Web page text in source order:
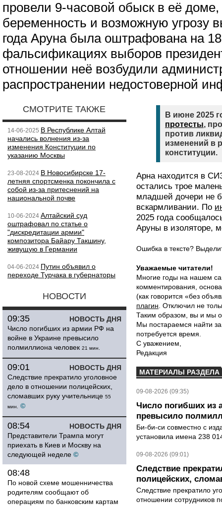
провели 9-часовой обыск в её
беременность и возможную
года Аруна была оштрафована на
фальсификациях выборов
отношении неё возбудили
распространении недостоверной
СМОТРИТЕ ТАКЖЕ
14-06-2025 В Республике Алтай
начались волнения из-за
изменения Конституции по
указанию Москвы
23-08-2024 В Новосибирске 17-
летняя спортсменка покончила с
собой из-за притеснений на
национальной почве
10-06-2024 Алтайский суд
оштрафовал по статье о
"дискредитации армии"
композитора Байару Такшину,
живущую в Германии
04-06-2024 Путин объявил о
переходе Турчака в губернаторы
НОВОСТИ
НОВОСТЬ ДНЯ
09:35
Число погибших из армии РФ на
войне в Украине превысило
полмиллиона человек 21 мин.
НОВОСТЬ ДНЯ
09:01
Следствие прекратило уголовное
дело в отношении полицейских,
сломавших руку учительнице 55
мин.
©
НОВОСТЬ ДНЯ
08:54
Представители Трампа могут
приехать в Киев и Москву на
следующей неделе ©
08:48
По новой схеме мошенничества
родителям сообщают об
операциям по банковским картам
В июне 2025
протесты,
против
изменений в
конституции.
Арна находится в
остались трое
младшей дочери не
вскармливании. По
2025 года
Аруны в изоляторе,
Ошибка в тексте?
Уважаемые читатели!
Многие годы на нашем
комментирования,
(как говорится «без
плагин . Отключил не
Таким образом, вы и мы
Мы постараемся найти
потребуется время.
С уважением,
Редакция
МАТЕРИАЛЫ РАЗДЕЛА
09-08-2026 (09:35)
Число погибших из
превысило
Би-би-си совместно с
установила имена 238
09-08-2026 (09:01)
Следствие
полицейских,
Следствие прекратило
отношении сотрудников